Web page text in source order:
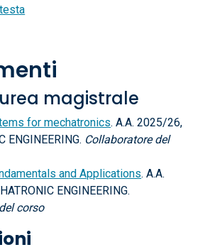
magistrale
for mechatronics. A.A. 2025/26,
ENGINEERING. Collaboratore del
and Applications. A.A.
ENGINEERING.
corso